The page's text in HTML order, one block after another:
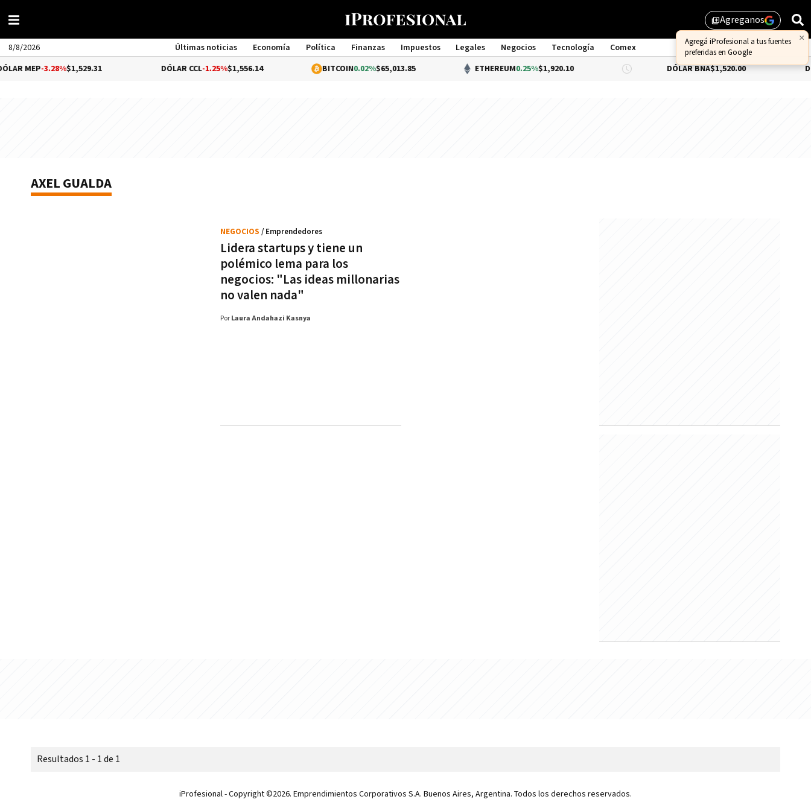
library_addAgreganos
×
Agregá iProfesional a tus fuentes
preferidas en Google
8/8/2026 Últimas noticias Economía Política Finanzas Impuestos Legales Negocios Tecnología
Comex
Management
MEP-3.28%$1,529.31 DÓLAR CCL-1.25%$1,556.14 BITCOIN0.02%$65,013.85 ETHEREUM0.25%$1,920.10 DÓLAR BNA$1,520.00
AXEL GUALDA
Lidera startups y tiene un
polémico lema para los
negocios: "Las ideas millonarias
no valen nada"
NEGOCIOS / Emprendedores
Por Laura Andahazi Kasnya
Resultados 1 - 1 de 1
iProfesional - Copyright ©2026. Emprendimientos Corporativos S.A. Buenos Aires, Argentina. Todos los derechos reservados.